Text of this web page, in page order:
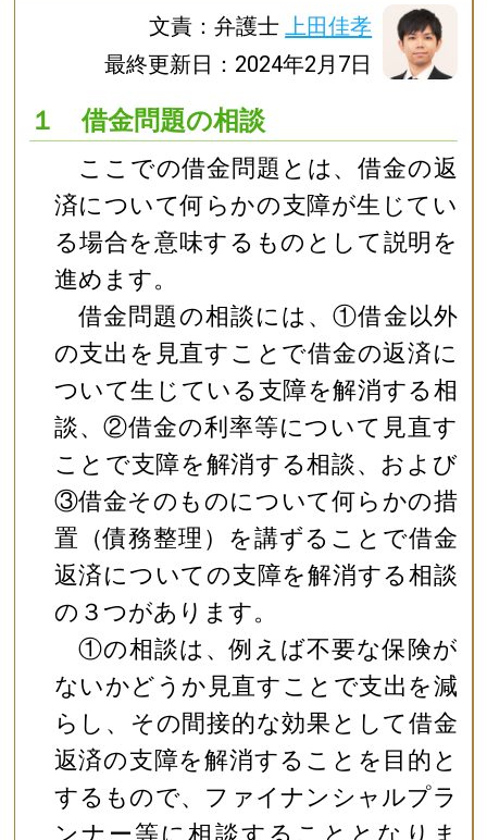
文責：弁護士上田佳孝
最終更新日：2024年2月7日
１ 借金問題の相談
ここでの借金問題とは、借金の返
済について何らかの支障が生じてい
る場合を意味するものとして説明を
進めます。
借金問題の相談には、①借金以外
の支出を見直すことで借金の返済に
ついて生じている支障を解消する相
談、②借金の利率等について見直す
ことで支障を解消する相談、および
③借金そのものについて何らかの措
置（債務整理）を講ずることで借金
返済についての支障を解消する相談
の３つがあります。
①の相談は、例えば不要な保険が
ないかどうか見直すことで支出を減
らし、その間接的な効果として借金
返済の支障を解消することを目的と
するもので、ファイナンシャルプラ
ンナー等に相談することとなりま